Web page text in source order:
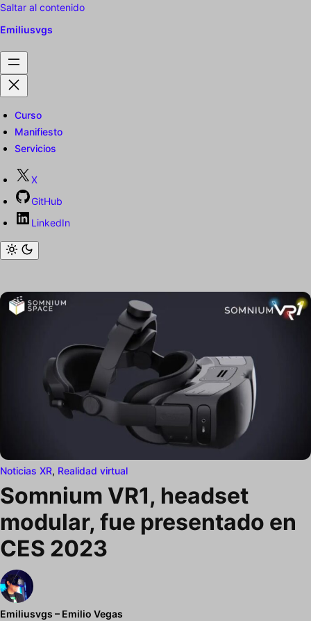
Saltar al contenido
Emiliusvgs
Curso
Manifiesto
Servicios
X
GitHub
LinkedIn
Noticias XR, Realidad virtual
Somnium VR1, headset
modular, fue presentado en
CES 2023
Emiliusvgs – Emilio Vegas